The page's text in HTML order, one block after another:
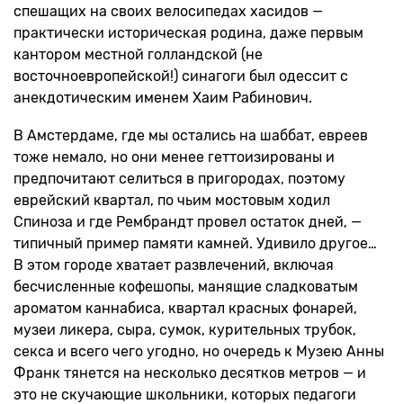
спешащих на своих велосипедах хасидов —
практически историческая родина, даже первым
кантором местной голландской (не
восточноевропейской!) синагоги был одессит с
анекдотическим именем Хаим Рабинович.
В Амстердаме, где мы остались на шаббат, евреев
тоже немало, но они менее геттоизированы и
предпочитают селиться в пригородах, поэтому
еврейский квартал, по чьим мостовым ходил
Спиноза и где Рембрандт провел остаток дней, —
типичный пример памяти камней. Удивило другое…
В этом городе хватает развлечений, включая
бесчисленные кофешопы, манящие сладковатым
ароматом каннабиса, квартал красных фонарей,
музеи ликера, сыра, сумок, курительных трубок,
секса и всего чего угодно, но очередь к Музею Анны
Франк тянется на несколько десятков метров — и
это не скучающие школьники, которых педагоги